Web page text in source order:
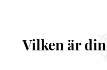
Vilken är